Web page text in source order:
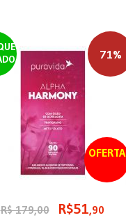
OFERTA
71%
R$ 179,00 R$51,90